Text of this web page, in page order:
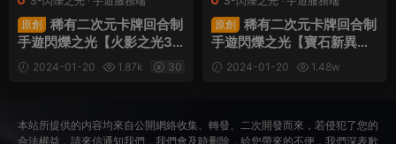
原創
稀有二次元卡牌回合制
手遊閃爍之光【火影之光33
33級内購版】VM一鍵端+Li
nux手工端+安卓+多區跨服
2024-01-20 1.87k 30
原創
稀有二次元卡牌回合制
手遊閃爍之光【寶石新異能
戰神戴沐白6.5萬級内購版】
Linux手工端+安卓+多區跨
2024-01-20
1.48w
本站所提供的内容均來自公開網絡收集、轉發、二次開發而來，若侵犯了您的
合法權益，請來信通知我們，我們會及時删除，給您帶來的不便，我們深表歉